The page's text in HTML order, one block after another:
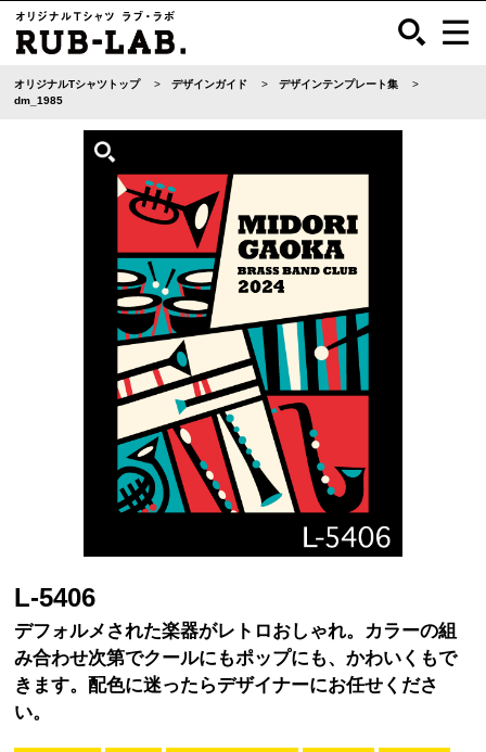
オリジナルTシャツトップ デザインガイド
デザインテンプレート集
dm_1985
L-5406
デフォルメされた楽器がレトロおしゃれ。カラーの組
み合わせ次第でクールにもポップにも、かわいくもで
きます。配色に迷ったらデザイナーにお任せくださ
い。